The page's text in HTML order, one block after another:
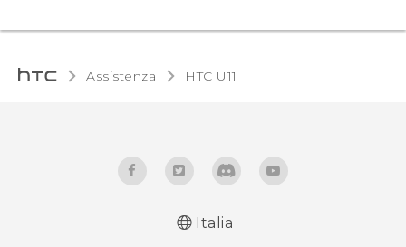
Assistenza HTC U11‎
Italia